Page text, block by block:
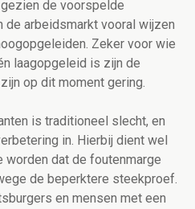
de voorspelde
arbeidsmarkt vooral wijzen
Zeker voor wie
laagopgeleid is zijn de
op dit moment gering.
is traditioneel slecht, en
in. Hierbij dient wel
worden dat de foutenmarge
de beperktere steekproef.
en mensen met een